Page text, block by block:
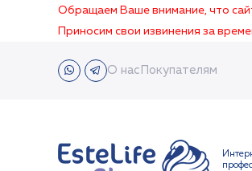
Обращаем Ваше внимание, что
Приносим свои извинения за
О нас Покупателям